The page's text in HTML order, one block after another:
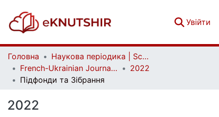
Увійти
Головна
Наукова періодика | Scientific periodicals
French-Ukrainian Journal of Chemistry
2022
Підфонди та Зібрання
2022